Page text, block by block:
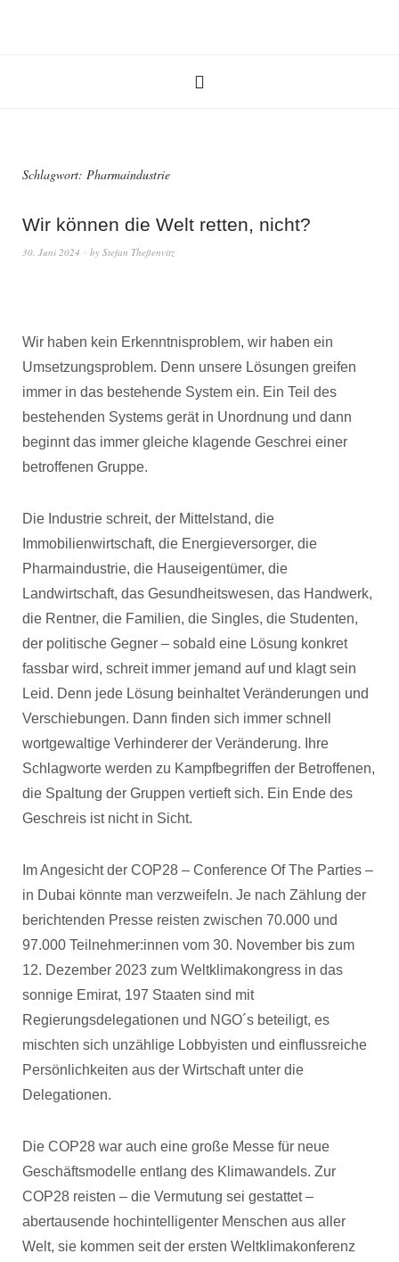
Schlagwort: Pharmaindustrie
Wir können die Welt retten, nicht?
30. Juni 2024 by Stefan Theßenvitz
Wir haben kein Erkenntnisproblem, wir haben ein
Umsetzungsproblem. Denn unsere Lösungen greifen
immer in das bestehende System ein. Ein Teil des
bestehenden Systems gerät in Unordnung und dann
beginnt das immer gleiche klagende Geschrei einer
betroffenen Gruppe.
Die Industrie schreit, der Mittelstand, die
Immobilienwirtschaft, die Energieversorger, die
Pharmaindustrie, die Hauseigentümer, die
Landwirtschaft, das Gesundheitswesen, das Handwerk,
die Rentner, die Familien, die Singles, die Studenten,
der politische Gegner – sobald eine Lösung konkret
fassbar wird, schreit immer jemand auf und klagt sein
Leid. Denn jede Lösung beinhaltet Veränderungen und
Verschiebungen. Dann finden sich immer schnell
wortgewaltige Verhinderer der Veränderung. Ihre
Schlagworte werden zu Kampfbegriffen der Betroffenen,
die Spaltung der Gruppen vertieft sich. Ein Ende des
Geschreis ist nicht in Sicht.
Im Angesicht der COP28 – Conference Of The Parties –
in Dubai könnte man verzweifeln. Je nach Zählung der
berichtenden Presse reisten zwischen 70.000 und
97.000 Teilnehmer:innen vom 30. November bis zum
12. Dezember 2023 zum Weltklimakongress in das
sonnige Emirat, 197 Staaten sind mit
Regierungsdelegationen und NGO´s beteiligt, es
mischten sich unzählige Lobbyisten und einflussreiche
Persönlichkeiten aus der Wirtschaft unter die
Delegationen.
Die COP28 war auch eine große Messe für neue
Geschäftsmodelle entlang des Klimawandels. Zur
COP28 reisten – die Vermutung sei gestattet –
abertausende hochintelligenter Menschen aus aller
Welt, sie kommen seit der ersten Weltklimakonferenz